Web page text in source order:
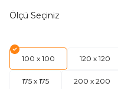
Ölçü Seçiniz
100 x 100 120 x 120
175 x 175 200 x 200